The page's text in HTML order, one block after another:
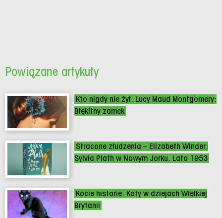
Powiązane artykuły
Kto nigdy nie żył. Lucy Maud Montgomery:
Błękitny zamek
Stracone złudzenia – Elizabeth Winder:
Sylvia Plath w Nowym Jorku. Lato 1953
Kocie historie: Koty w dziejach Wielkiej
Brytanii